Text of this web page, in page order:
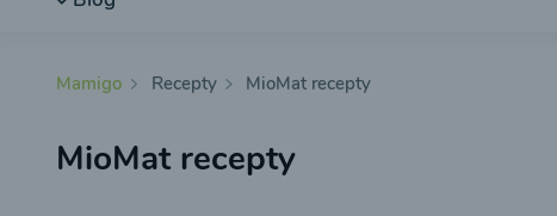
Mamigo Recepty MioMat recepty
MioMat recepty